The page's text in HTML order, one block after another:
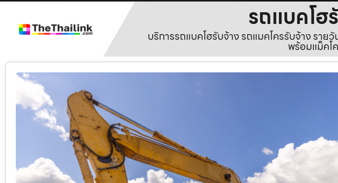
รถแบคโฮ
บริการรถแบคโฮรับจ้าง รถแมคโครรับจ้าง รา
พร้อมแม็คโ